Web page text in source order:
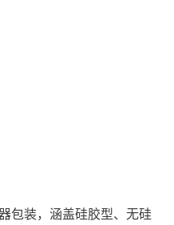
包装，涵盖硅胶型、无硅